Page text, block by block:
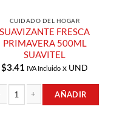
CUIDADO DEL HOGAR
SUAVIZANTE FRESCA
PRIMAVERA 500ML
SUAVITEL
$3.41 IVA Incluido x UND
AÑADIR